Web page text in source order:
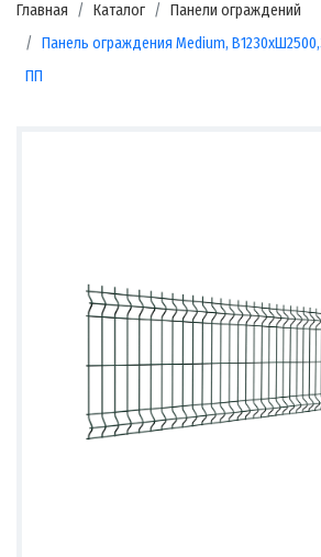
Главная Каталог
Панели ограждений
Панель ограждения Medium,
ПП